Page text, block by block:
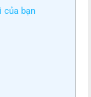
của bạn